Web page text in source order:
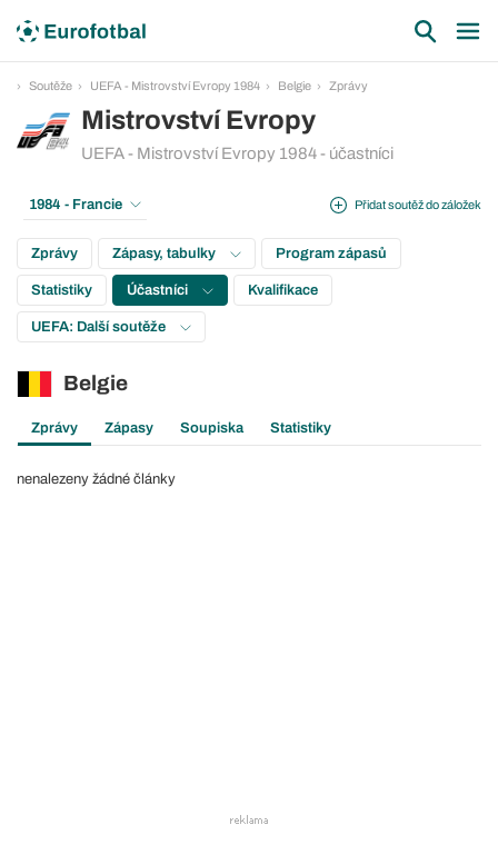
Soutěže UEFA - Mistrovství Evropy 1984 Belgie Zprávy
Mistrovství Evropy
UEFA - Mistrovství Evropy 1984 - účastníci
Přidat soutěž do záložek
1984 - Francie
Zprávy Zápasy, tabulky Program zápasů
Statistiky Účastníci Kvalifikace
UEFA: Další soutěže
Belgie
Zprávy Zápasy Soupiska Statistiky
nenalezeny žádné články